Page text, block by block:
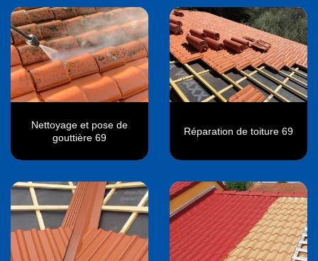
Nettoyage et pose de
gouttière 69
Réparation de toiture 69